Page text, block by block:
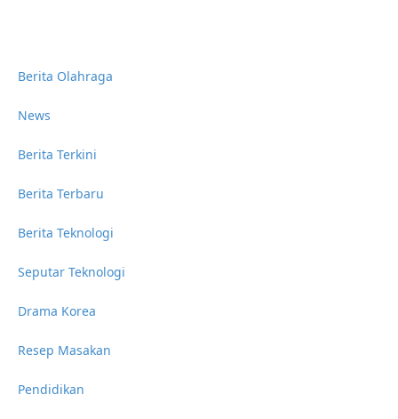
Berita Olahraga
News
Berita Terkini
Berita Terbaru
Berita Teknologi
Seputar Teknologi
Drama Korea
Resep Masakan
Pendidikan